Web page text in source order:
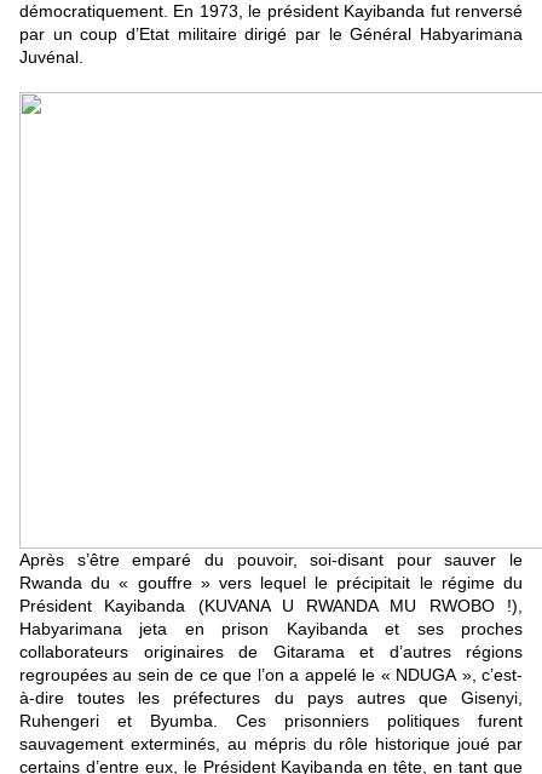
démocratiquement. En 1973, le président Kayibanda fut renversé
par un coup d’Etat militaire dirigé par le Général Habyarimana
Juvénal.
Après s’être emparé du pouvoir, soi-disant pour sauver le
Rwanda du « gouffre » vers lequel le précipitait le régime du
Président Kayibanda (KUVANA U RWANDA MU RWOBO !),
Habyarimana jeta en prison Kayibanda et ses proches
collaborateurs originaires de Gitarama et d’autres régions
regroupées au sein de ce que l’on a appelé le « NDUGA », c’est-
à-dire toutes les préfectures du pays autres que Gisenyi,
Ruhengeri et Byumba. Ces prisonniers politiques furent
sauvagement exterminés, au mépris du rôle historique joué par
certains d’entre eux, le Président Kayibanda en tête, en tant que